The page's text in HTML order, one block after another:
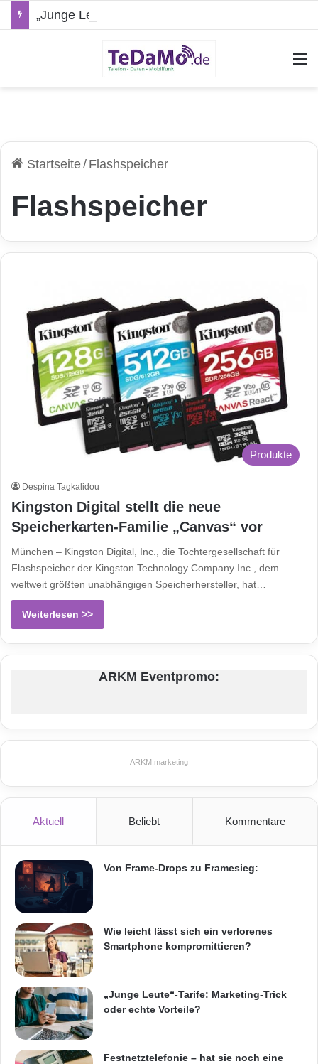
Startseite/ Flashspeicher
Flashspeicher
Produkte
Despina Tagkalidou
Kingston Digital stellt die neue
Speicherkarten-Familie „Canvas“ vor
München – Kingston Digital, Inc., die Tochtergesellschaft für
Flashspeicher der Kingston Technology Company Inc., dem
weltweit größten unabhängigen Speicherhersteller, hat…
Weiterlesen >>
ARKM Eventpromo:
ARKM.marketing
Aktuell Beliebt Kommentare
Von Frame-Drops zu Framesieg:
Wie leicht lässt sich ein verlorenes
Smartphone kompromittieren?
„Junge Leute“-Tarife: Marketing-Trick
oder echte Vorteile?
Festnetztelefonie – hat sie noch eine